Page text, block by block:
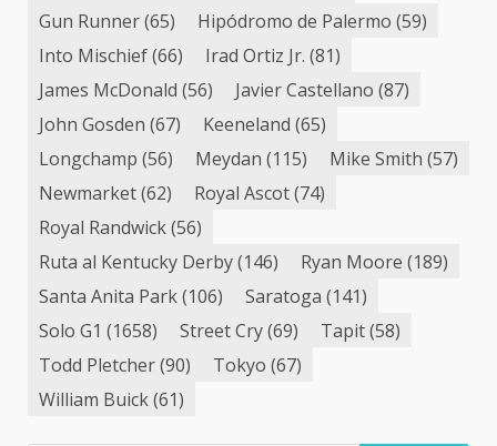
Gun Runner(65) Hipódromo de Palermo (59)
Into Mischief(66) Irad Ortiz Jr. (81)
James McDonald (56) Javier Castellano (87)
John Gosden (67) Keeneland (65)
Longchamp (56) Meydan (115) Mike Smith (57)
Newmarket(62) Royal Ascot(74)
Royal Randwick(56)
Ruta al Kentucky Derby(146) Ryan Moore (189)
Santa Anita Park(106) Saratoga (141)
Solo G1 (1658) Street Cry(69) Tapit(58)
Todd Pletcher(90) Tokyo (67)
William Buick(61)